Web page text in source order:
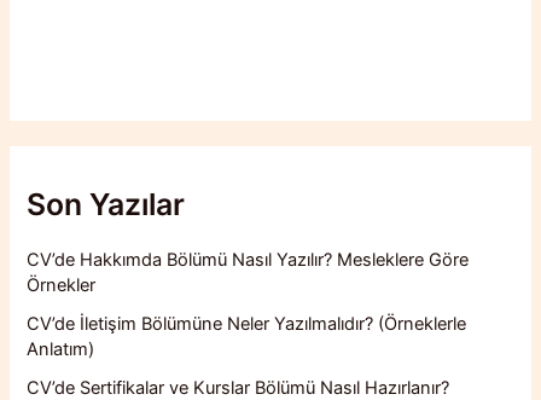
Son Yazılar
CV’de Hakkımda Bölümü Nasıl Yazılır? Mesleklere Göre
Örnekler
CV’de İletişim Bölümüne Neler Yazılmalıdır? (Örneklerle
Anlatım)
CV’de Sertifikalar ve Kurslar Bölümü Nasıl Hazırlanır?